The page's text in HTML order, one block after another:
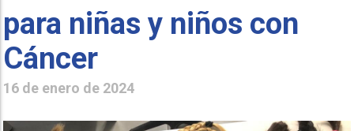
para niñas y niños con
Cáncer
16 de enero de 2024